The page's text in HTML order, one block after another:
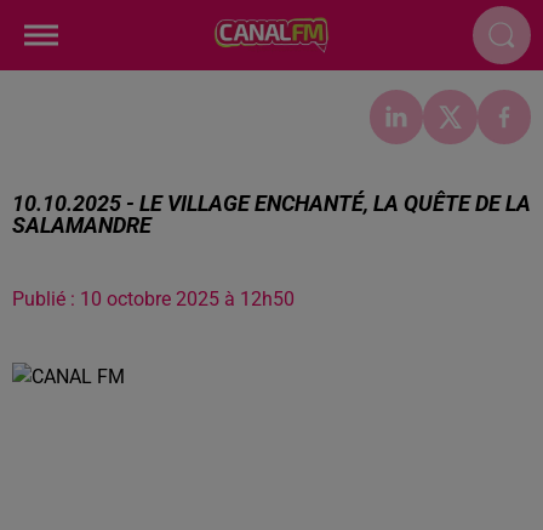
10.10.2025 - LE VILLAGE ENCHANTÉ, LA QUÊTE DE LA
SALAMANDRE
Publié : 10 octobre 2025 à 12h50